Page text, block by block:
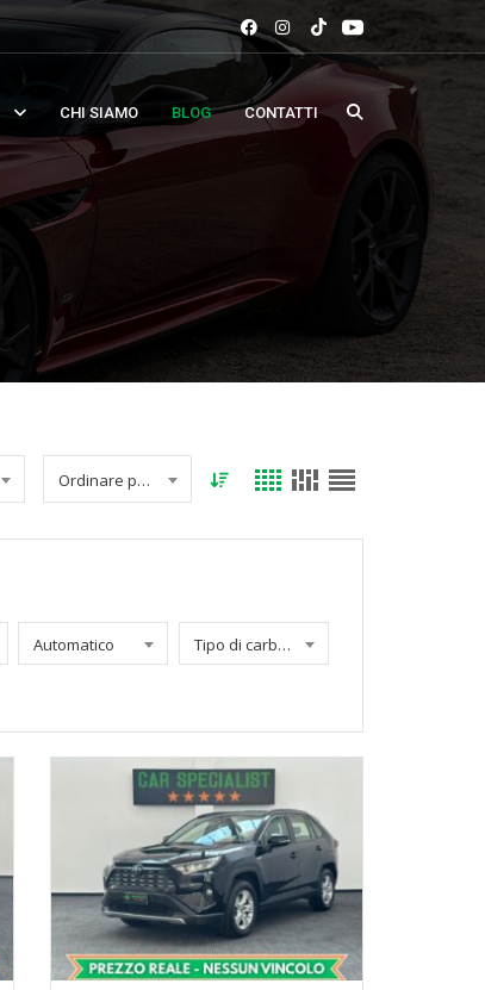
CHI SIAMO BLOG CONTATTI
Ordinare per data
Automatico Tipo di carburante